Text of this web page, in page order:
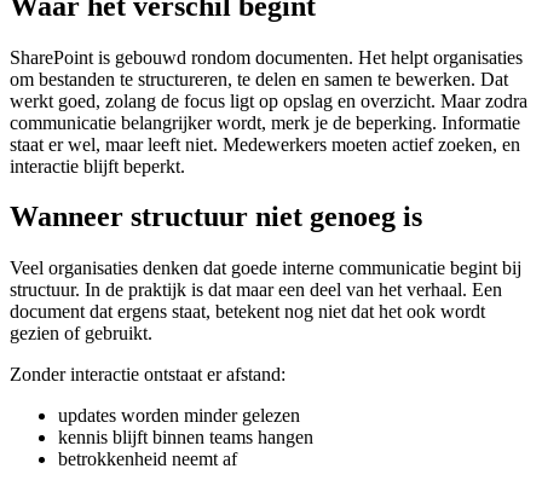
SharePoint is gebouwd rondom documenten. Het helpt organisaties
om bestanden te structureren, te delen en samen te bewerken. Dat
werkt goed, zolang de focus ligt op opslag en overzicht. Maar zodra
communicatie belangrijker wordt, merk je de beperking. Informatie
staat er wel, maar leeft niet. Medewerkers moeten actief zoeken, en
interactie blijft beperkt.
Wanneer structuur niet genoeg is
Veel organisaties denken dat goede interne communicatie begint bij
structuur. In de praktijk is dat maar een deel van het verhaal. Een
document dat ergens staat, betekent nog niet dat het ook wordt
gezien of gebruikt.
Zonder interactie ontstaat er afstand:
updates worden minder gelezen
kennis blijft binnen teams hangen
betrokkenheid neemt af